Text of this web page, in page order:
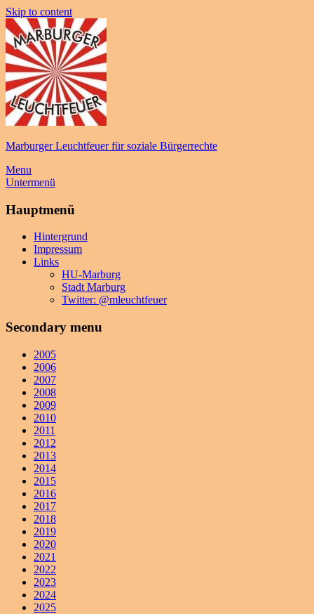
Skip to content
Marburger Leuchtfeuer für soziale Bürgerrechte
Menu
Untermenü
Hauptmenü
Hintergrund
Impressum
Links
HU-Marburg
Stadt Marburg
Twitter: @mleuchtfeuer
Secondary menu
2005
2006
2007
2008
2009
2010
2011
2012
2013
2014
2015
2016
2017
2018
2019
2020
2021
2022
2023
2024
2025